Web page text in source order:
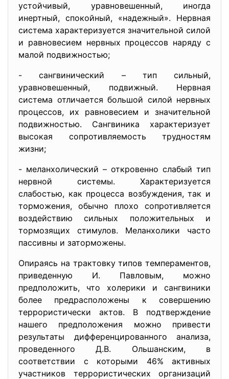
устойчивый, уравновешенный, иногда
инертный, спокойный, «надежный». Нервная
система характеризуется значительной силой
и равновесием нервных процессов наряду с
малой подвижностью;
- сангвинический – тип сильный,
уравновешенный, подвижный. Нервная
система отличается большой силой нервных
процессов, их равновесием и значительной
подвижностью. Сангвиника характеризует
высокая сопротивляемость трудностям
жизни;
- меланхолический – откровенно слабый тип
нервной системы. Характеризуется
слабостью, как процесса возбуждения, так и
торможения, обычно плохо сопротивляется
воздействию сильных положительных и
тормозящих стимулов. Меланхолики часто
пассивны и заторможены.
Опираясь на трактовку типов темпераментов,
приведенную И. Павловым, можно
предположить, что холерики и сангвиники
более предрасположены к совершению
террористически актов. В подтверждение
нашего предположения можно привести
результаты дифференцированного анализа,
проведенного Д.В. Ольшанским, в
соответствии с которыми 46% активных
участников террористических организаций